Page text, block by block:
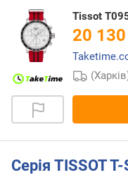
Tissot
20 130
Серія TISSOT